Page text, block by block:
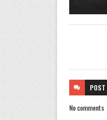
POST
No comments